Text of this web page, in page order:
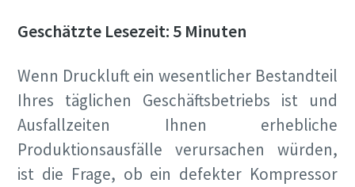
Jetzt unseren Gesamtkatalog für
Drucklufttechnik anfordern
Alle Produkte von Atlas Copco Kompressoren finden Sie in
unseren Gesamtkatalog
Jetzt per Email anfordern
Geschätzte Lesezeit: 5 Minuten
Wenn Druckluft ein wesentlicher Bestandteil
Ihres täglichen Geschäftsbetriebs ist und
Ausfallzeiten Ihnen erhebliche
Produktionsausfälle verursachen würden,
ist die Frage, ob ein defekter Kompressor